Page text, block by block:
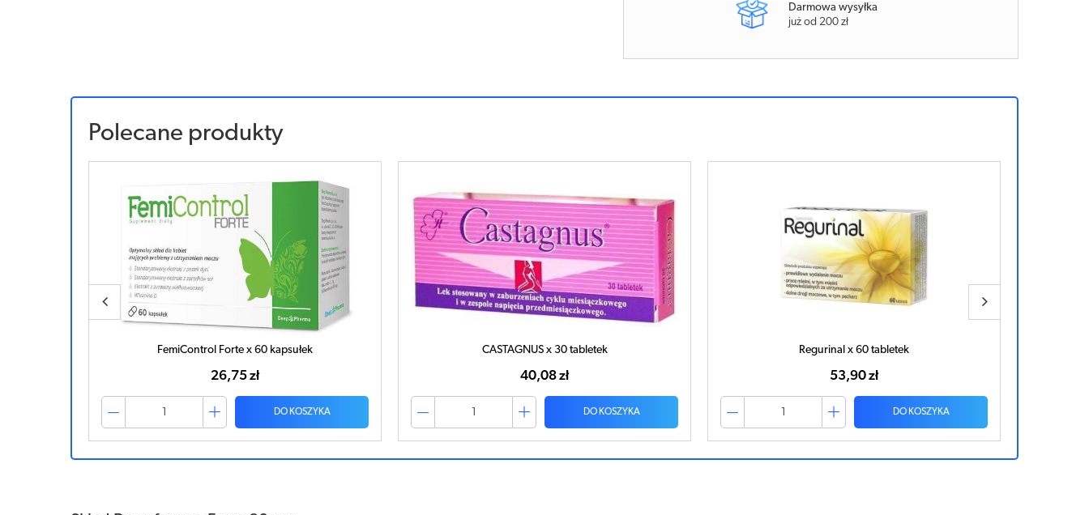
Darmowa wysyłka
już od 200 zł
Polecane produkty
FemiControl Forte x 60 kapsułek
26,75 zł
DO KOSZYKA
CASTAGNUS x 30 tabletek
40,08 zł
DO KOSZYKA
Regurinal x 60 tabletek
53,90 zł
DO KOSZYKA